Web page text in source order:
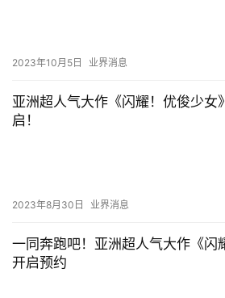
2023年10月5日 业界消息
亚洲超人气大作《闪耀！优俊少女
启！
2023年8月30日 业界消息
一同奔跑吧！亚洲超人气大作《闪
开启预约